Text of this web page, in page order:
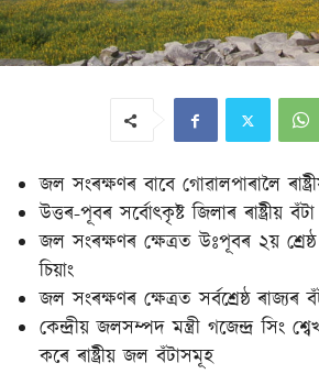
জল সংৰক্ষণৰ বাবে গোৱালপাৰালৈ
উত্তৰ-পূবৰ সৰ্বোৎকৃষ্ট জিলাৰ ৰাষ্ট্ৰীয়
জল সংৰক্ষণৰ ক্ষেত্ৰত উঃপূবৰ ২য়
চিয়াং
জল সংৰক্ষণৰ ক্ষেত্ৰত সৰ্বশ্ৰেষ্ঠ ৰাজ্যৰ
কেন্দ্ৰীয় জলসম্পদ মন্ত্রী গজেন্দ্ৰ সিং
কৰে ৰাষ্ট্ৰীয় জল বঁটাসমূহ